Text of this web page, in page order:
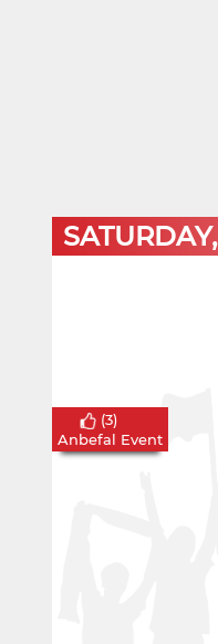
(3)
Anbefal Event